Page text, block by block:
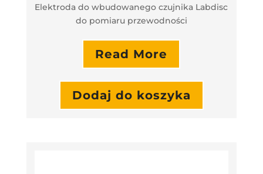
Elektroda do wbudowanego czujnika Labdisc
do pomiaru przewodności
Read More
Dodaj do koszyka